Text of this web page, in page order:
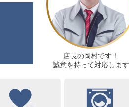
店長の岡村です！
誠意を持って対応します